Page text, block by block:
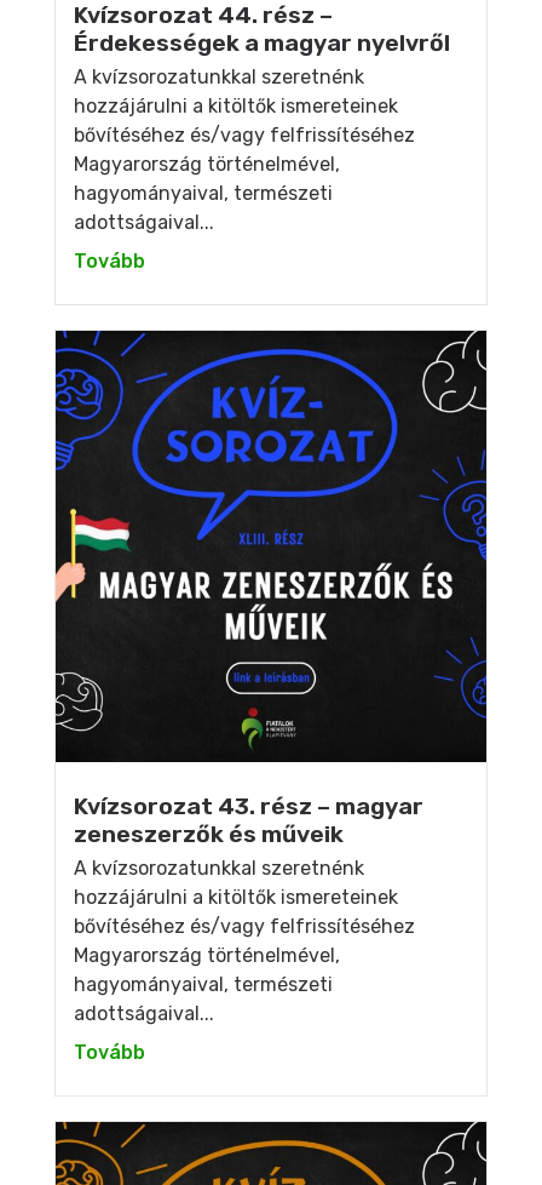
Kvízsorozat 44. rész –
Érdekességek a magyar nyelvről
A kvízsorozatunkkal szeretnénk
hozzájárulni a kitöltők ismereteinek
bővítéséhez és/vagy felfrissítéséhez
Magyarország történelmével,
hagyományaival, természeti
adottságaival...
Tovább
Kvízsorozat 43. rész – magyar
zeneszerzők és műveik
A kvízsorozatunkkal szeretnénk
hozzájárulni a kitöltők ismereteinek
bővítéséhez és/vagy felfrissítéséhez
Magyarország történelmével,
hagyományaival, természeti
adottságaival...
Tovább